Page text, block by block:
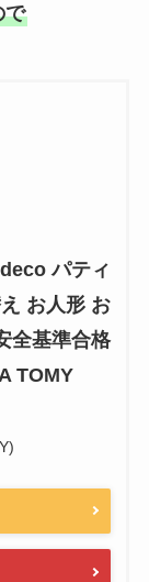
で
パティ
お人形 お
全基準合格
TOMY